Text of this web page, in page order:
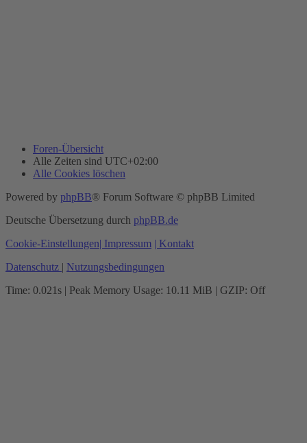
Foren-Übersicht
Alle Zeiten sind UTC+02:00
Alle Cookies löschen
Powered by phpBB® Forum Software © phpBB Limited
Deutsche Übersetzung durch phpBB.de
Cookie-Einstellungen| Impressum | Kontakt
Datenschutz | Nutzungsbedingungen
Time: 0.021s | Peak Memory Usage: 10.11 MiB | GZIP: Off